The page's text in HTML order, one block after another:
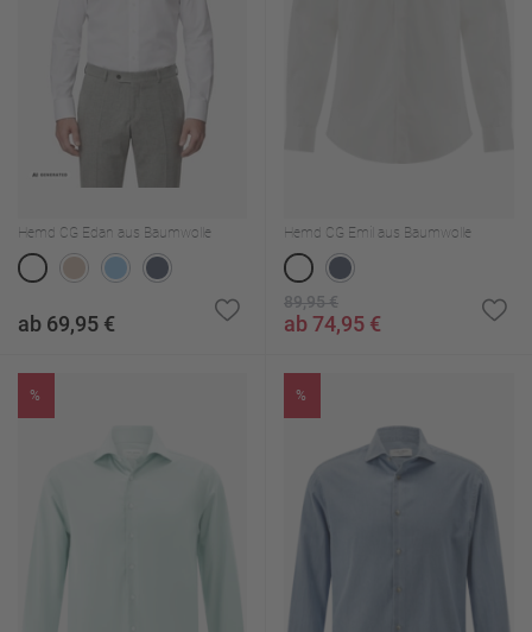
Hemd CG Edan aus Baumwolle
ab 69,95 €
Hemd CG Emil aus Baumwolle
89,95 €
ab 74,95 €
% %